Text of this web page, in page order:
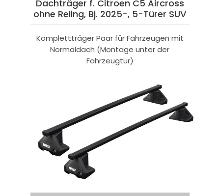
Dachträger f. Citroen C5 Aircross
ohne Reling, Bj. 2025-, 5-Türer SUV
Komplettträger Paar für Fahrzeugen mit
Normaldach (Montage unter der
Fahrzeugtür)